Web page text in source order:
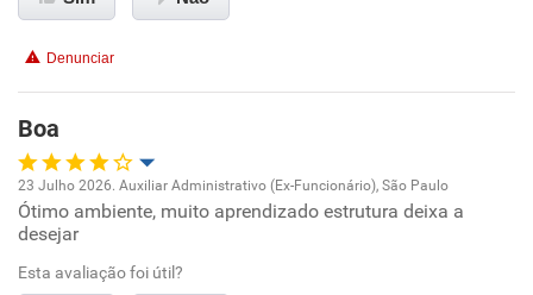
Conciliação com a vida familiar
Denunciar
Boa
Oportunidade de promoção
Ambiente de trabalho
23 Julho 2026. Auxiliar Administrativo (Ex-Funcionário), São Paulo
Ótimo ambiente, muito aprendizado estrutura deixa a
desejar
Esta avaliação foi útil?